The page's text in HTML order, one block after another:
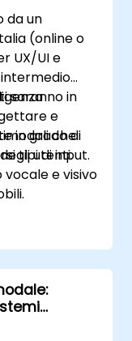
da un
(online o
UX/UI e
e
in grado di
tipi di input.
saranno in
che
utenti.
e visivo
reattive.
etiche
dei